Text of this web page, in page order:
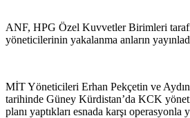
ANF, HPG Özel Kuvvetler Birimleri
yöneticilerinin yakalanma anların
MİT Yöneticileri Erhan Pekçetin ve
tarihinde Güney Kürdistan’da KCK
planı yaptıkları esnada karşı operasyonla